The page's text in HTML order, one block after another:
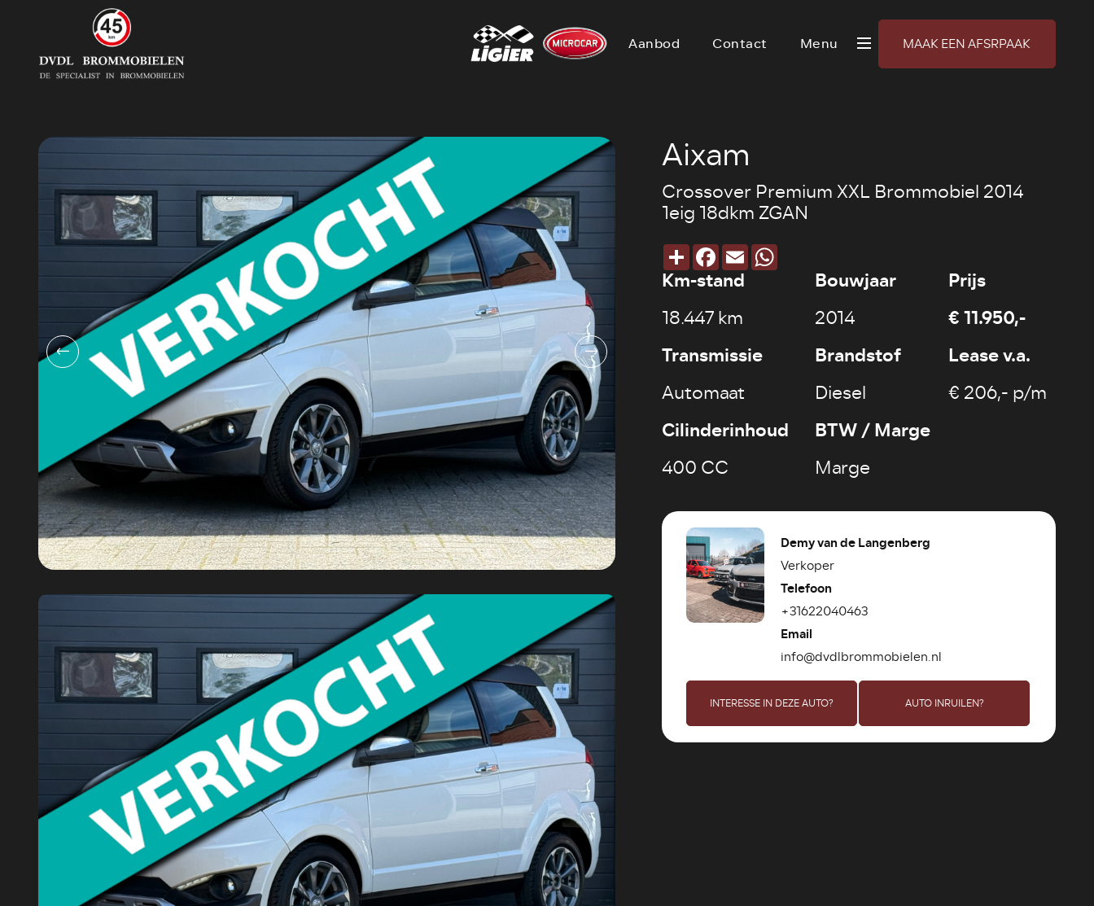
Aanbod Contact Menu MAAK EEN AFSRPAAK
Aixam
Crossover Premium XXL Brommobiel 2014
1eig 18dkm ZGAN
DeelFacebook
EmailWhatsApp
Km-stand
18.447 km
Bouwjaar
2014
Prijs
€ 11.950,-
Transmissie
Automaat
Brandstof
Diesel
Lease v.a.
€ 206,- p/m
Cilinderinhoud
400 CC
BTW / Marge
Marge
Demy van de Langenberg
Verkoper
Telefoon
+31622040463
Email
info@dvdlbrommobielen.nl
INTERESSE IN DEZE AUTO? AUTO INRUILEN?